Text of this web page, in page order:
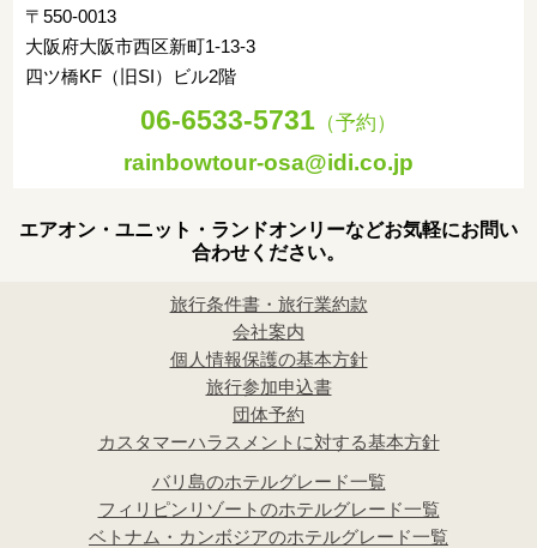
〒550-0013
大阪府大阪市西区新町1-13-3
四ツ橋KF（旧SI）ビル2階
06-6533-5731 （予約）
rainbowtour-osa@idi.co.jp
エアオン・ユニット・ランドオンリーなどお気軽にお問い
合わせください。
旅行条件書・旅行業約款
会社案内
個人情報保護の基本方針
旅行参加申込書
団体予約
カスタマーハラスメントに対する基本方針
バリ島のホテルグレード一覧
フィリピンリゾートのホテルグレード一覧
ベトナム・カンボジアのホテルグレード一覧